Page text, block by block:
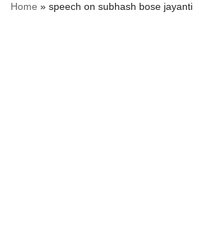
Home » speech on subhash bose jayanti